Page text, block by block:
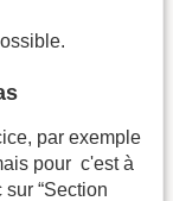
par exemple
pour c'est à
“Section